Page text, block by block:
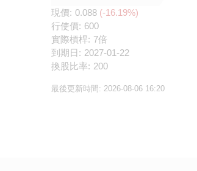
現價: 0.088 (-16.19%)
行使價: 600
實際槓桿: 7倍
到期日: 2027-01-22
換股比率: 200
最後更新時間: 2026-08-06 16:20